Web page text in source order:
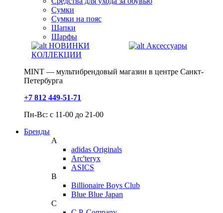
Сумки
Сумки на пояс
Шапки
Шарфы
НОВИНКИ
КОЛЛЕКЦИИ
Аксессуары
MINT — мультибрендовый магазин в центре Санкт-
Петербурга
+7 812 449-51-71
Пн-Вс: с 11-00 до 21-00
Бренды
A
adidas Originals
Arc'teryx
ASICS
B
Billionaire Boys Club
Blue Blue Japan
C